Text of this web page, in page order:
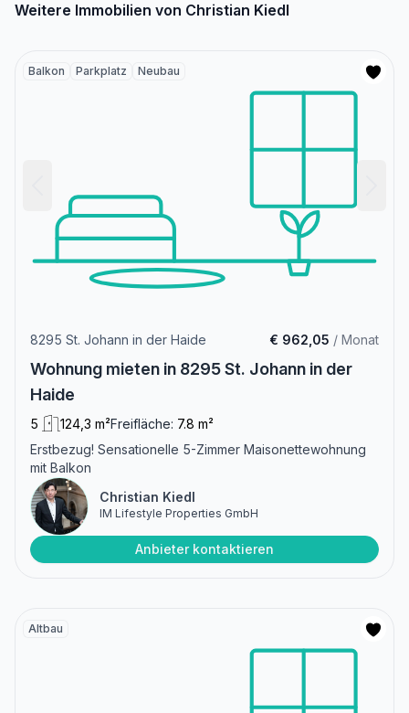
Weitere Immobilien von Christian Kiedl
Balkon Parkplatz Neubau
8295 St. Johann in der Haide € 962,05 / Monat
Wohnung mieten in 8295 St. Johann in der
Haide
5 124,3 m²Freifläche: 7.8 m²
Erstbezug! Sensationelle 5-Zimmer Maisonettewohnung
mit Balkon
Christian Kiedl
IM Lifestyle Properties GmbH
Anbieter kontaktieren
Altbau